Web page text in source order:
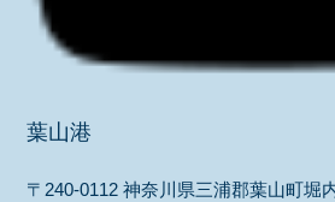
葉山港
〒240-0112 神奈川県三浦郡葉山町堀